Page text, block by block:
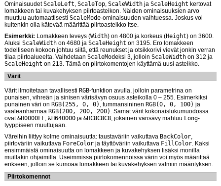
OminaisuudetScaleLeft, ScaleTop, ScaleWidth ja ScaleHeight kertovat
lomakkeen tai kuvakehyksen piirtoasteikon. Näiden ominaisuuksien arvo
muuttuu automaattisesti ScaleMode-ominaisuuden vaihtuessa. Joskus voi
kuitenkin olla kätevää määrittää piirtoasteikko itse.
Esimerkki: Lomakkeen leveys (Width) on 4800 ja korkeus (Height) on 3600.
Aluksi ScaleWidth on 4680 ja ScaleHeight on 3195. Ero lomakkeen
todelliseen kokoon johtuu siitä, että reunukset ja otsikkorivi vievät jonkin verran
tilaa piirtoalueelta. Vaihdetaan ScaleModeksi 3, jolloin ScaleWidth on 312 ja
ScaleHeight on 213. Tämä on piirtokomentojen käyttämä uusi asteikko.
Värit
Värit ilmoitetaan tavallisesti RGB-funktion avulla, jolloin parametrina on
punaisen, vihreän ja sinisen värisävyn osuus asteikolla 0 – 255. Esimerkiksi
punainen väri on RGB(255, 0, 0) , tummansininen RGB(0, 0, 100) ja
vaaleanharmaa RGB(200, 200, 200) . Samat värit kokonaislukumuodossa
ovat&H0000FF &H640000 ja &HC8C8C8; jokainen värisävy mahtuu Long-
tyyppiseen muuttujaan.
Väreihin liittyy kolme ominaisuutta: taustaväriin vaikuttava BackColor
piirtoväriin vaikuttava ForeColor ja täyttöväriin vaikuttava FillColor . Kaksi
ensimmäistä ominaisuutta on lomakkeen ja kuvakehyksen lisäksi monilla
muillakin ohjaimilla. Useimmissa piirtokomennoissa värin voi myös määrittää
erikseen, jolloin se kumoaa lomakkeen tai kuvakehyksen valmiin määrityksen.
Piirtokomennot